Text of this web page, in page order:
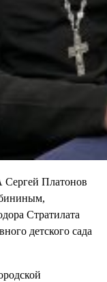
Платонов
Стратилата
детского сада